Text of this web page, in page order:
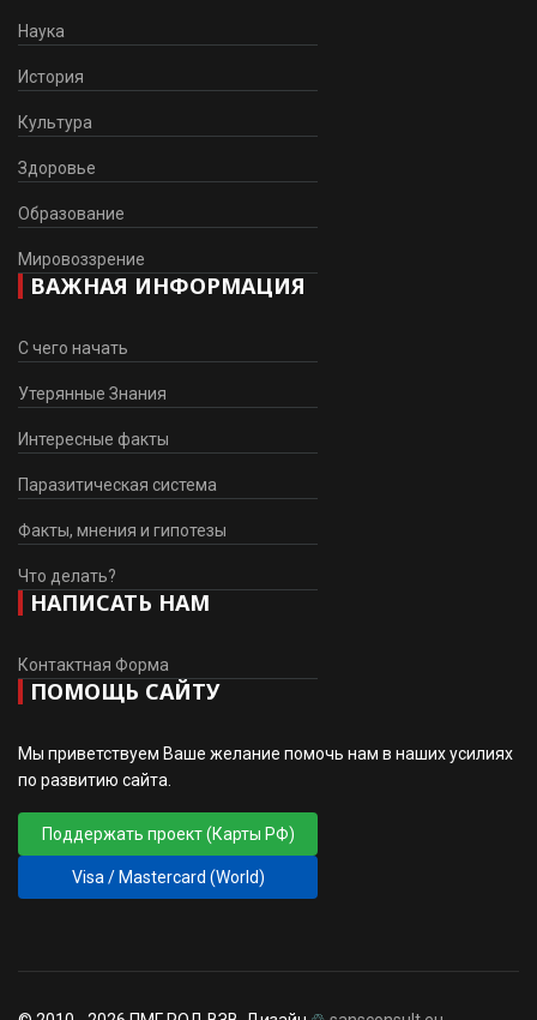
Наука
История
Культура
Здоровье
Образование
Мировоззрение
ВАЖНАЯ ИНФОРМАЦИЯ
С чего начать
Утерянные Знания
Интересные факты
Паразитическая система
Факты, мнения и гипотезы
Что делать?
НАПИСАТЬ НАМ
Контактная Форма
ПОМОЩЬ САЙТУ
Мы приветствуем Ваше желание помочь нам в наших усилиях
по развитию сайта.
Поддержать проект (Карты РФ)
Visa / Mastercard (World)